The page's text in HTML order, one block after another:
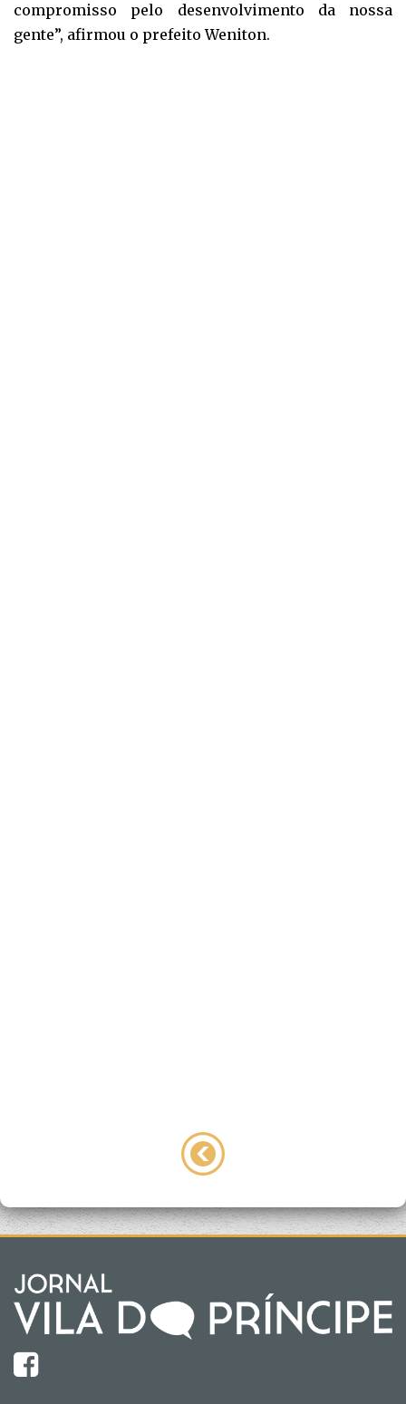
compromisso pelo desenvolvimento da nossa
gente”, afirmou o prefeito Weniton.